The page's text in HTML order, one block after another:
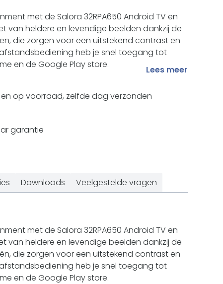
met de Salora 32RPA650 Android TV en
van heldere en levendige beelden dankzij de
die zorgen voor een uitstekend contrast en
heb je snel toegang tot
en de Google Play store.
Lees meer
en op voorraad, zelfde dag verzonden
garantie
Downloads Veelgestelde vragen
met de Salora 32RPA650 Android TV en
van heldere en levendige beelden dankzij de
die zorgen voor een uitstekend contrast en
heb je snel toegang tot
en de Google Play store.